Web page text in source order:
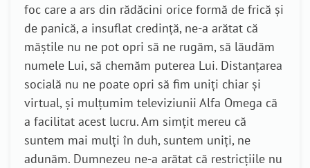
foc care a ars din rădăcini orice formă de frică și
de panică, a insuflat credință, ne-a arătat că
măștile nu ne pot opri să ne rugăm, să lăudăm
numele Lui, să chemăm puterea Lui. Distanțarea
socială nu ne poate opri să fim uniți chiar și
virtual, și mulțumim televiziunii Alfa Omega că
a facilitat acest lucru. Am simțit mereu că
suntem mai mulți în duh, suntem uniți, ne
adunăm. Dumnezeu ne-a arătat că restricțiile nu